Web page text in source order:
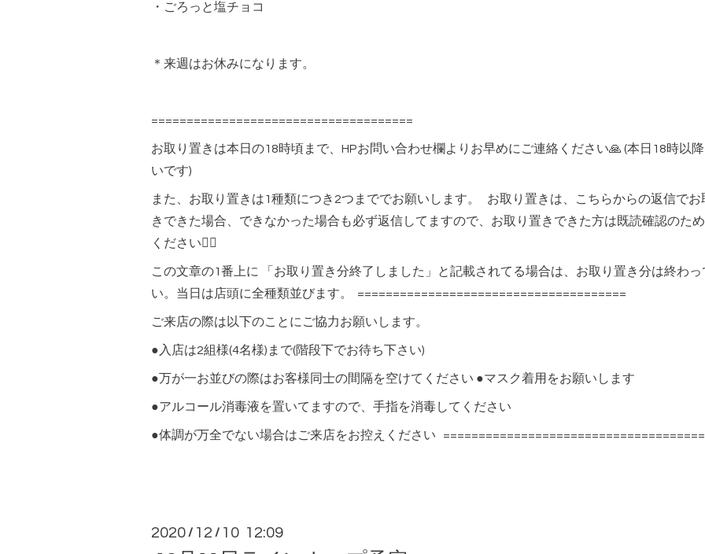
・ごろっと塩チョコ
＊来週はお休みになります。
=====================================
お取り置きは本日の18時頃まで、HPお問い合わせ欄よりお早めにご連絡ください🙏 (本日18時以
いです)
また、お取り置きは1種類につき2つまででお願いします。 お取り置きは、こちらからの返信で
きできた場合、できなかった場合も必ず返信してますので、お取り置きできた方は既読確認のた
ください🙇‍♀️
この文章の1番上に 「お取り置き分終了しました」と記載されてる場合は、お取り置き分は終わ
い。当日は店頭に全種類並びます。 ======================================
ご来店の際は以下のことにご協力お願いします。
●入店は2組様(4名様)まで(階段下でお待ち下さい)
●万が一お並びの際はお客様同士の間隔を空けてください ●マスク着用をお願いします
●アルコール消毒液を置いてますので、手指を消毒してください
●体調が万全でない場合はご来店をお控えください
2020 / 12 / 10 12:09